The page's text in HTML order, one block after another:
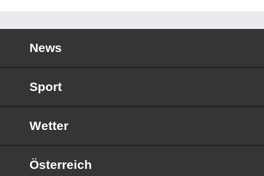
News
Sport
Wetter
Österreich